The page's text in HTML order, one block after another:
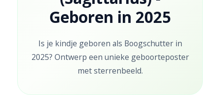
Geboren in 2025
Is je kindje geboren als Boogschutter in
2025? Ontwerp een unieke geboorteposter
met sterrenbeeld.